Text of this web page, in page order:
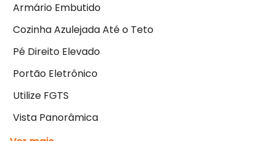
Armário Embutido
Cozinha Azulejada Até o Teto
Pé Direito Elevado
Portão Eletrônico
Utilize FGTS
Vista Panorâmica